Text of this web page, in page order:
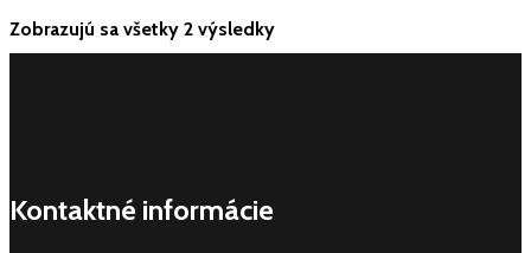
Zobrazujú sa všetky 2 výsledky
Kontaktné informácie